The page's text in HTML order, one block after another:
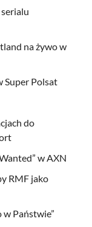
na żywo w
Super Polsat
do
w AXN
RMF jako
Państwie”